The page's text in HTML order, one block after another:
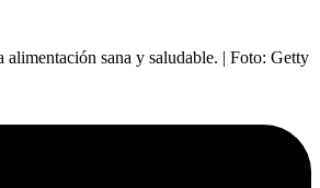
alimentación sana y saludable. | Foto: Getty